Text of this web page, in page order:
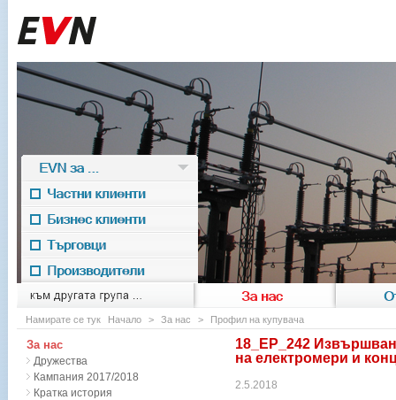
към другата група ... За нас
EVN for
EVN за ...
Частни клиенти
Бизнес клиенти
Търговци
Производители
Намирате се тук Начало > За нас > Профил на купувача
18_EP_242
на електромери и
2.5.2018
За нас
Дружества
Кампания 2017/2018
Кратка история